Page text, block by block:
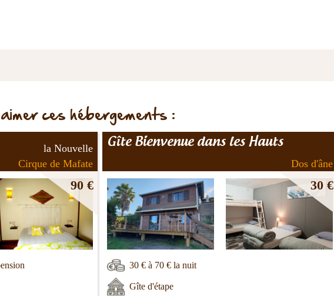
ces hébergements :
la Nouvelle
Cirque de Mafate
90 €
Gîte Bienvenue dans les Hauts
Dos d'âne
30 €
30 € à 70 € la nuit
Gîte d'étape